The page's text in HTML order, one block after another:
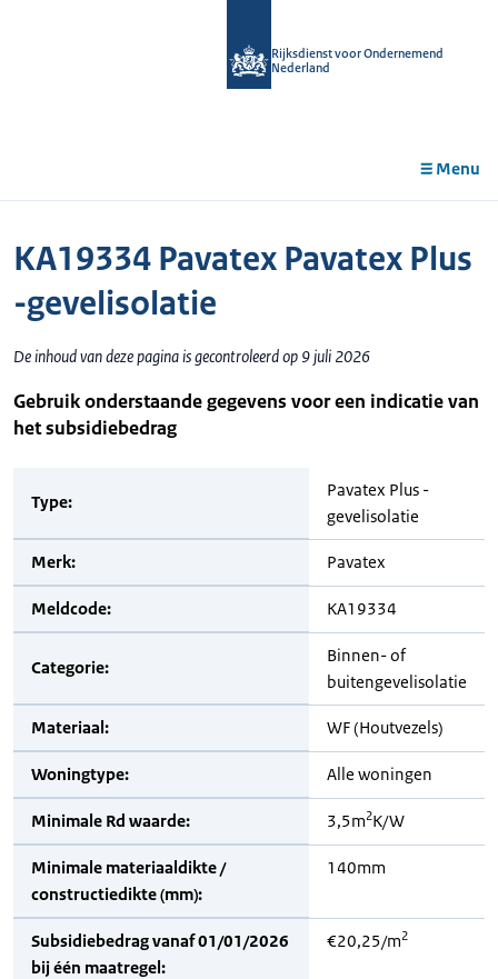
Rijksdienst voor Ondernemend
Nederland
Menu
KA19334 Pavatex Pavatex Plus
-gevelisolatie
De inhoud van deze pagina is gecontroleerd op 9 juli 2026
Gebruik onderstaande gegevens voor een indicatie van
het subsidiebedrag
Type:
Pavatex Plus -
gevelisolatie
Merk: Pavatex
Meldcode: KA19334
Categorie:
Binnen- of
buitengevelisolatie
Materiaal: WF (Houtvezels)
Woningtype: Alle woningen
Minimale Rd waarde: 3,5m2K/W
Minimale materiaaldikte /
constructiedikte (mm):
140mm
Subsidiebedrag vanaf 01/01/2026
bij één maatregel:
€20,25/m2